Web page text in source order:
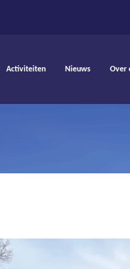
Activiteiten Nieuws Over